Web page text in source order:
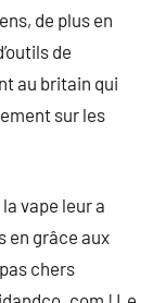
de plus en
de
au britain qui
sur les
vape leur a
en grâce aux
chers